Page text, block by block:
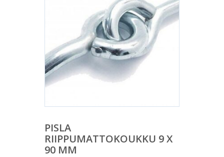
PISLA
RIIPPUMATTOKOUKKU 9 X
90 MM